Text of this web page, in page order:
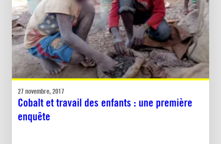
27 novembre, 2017
Cobalt et travail des enfants : une première
enquête